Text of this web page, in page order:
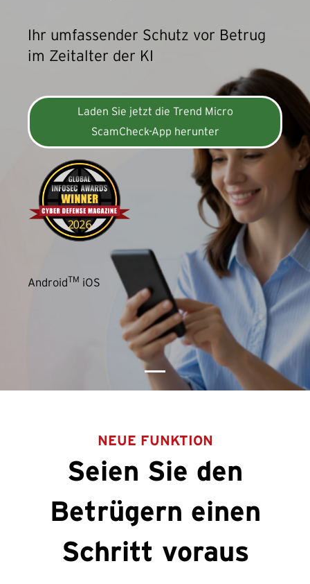
Ihr umfassender Schutz vor Betrug
im Zeitalter der KI
Laden Sie jetzt die Trend Micro
ScamCheck-App herunter
AndroidTM iOS
NEUE FUNKTION
Seien Sie den
Betrügern einen
Schritt voraus